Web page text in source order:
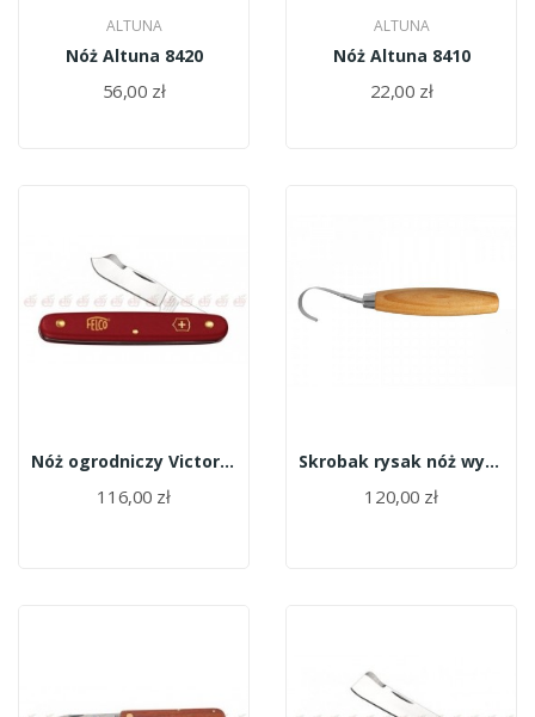
ALTUNA
Nóż Altuna 8420
56,00 zł
ALTUNA
Nóż Altuna 8410
22,00 zł
Nóż ogrodniczy Victorinox 3.9040
116,00 zł
Skrobak rysak nóż wygięty do raków 162
120,00 zł